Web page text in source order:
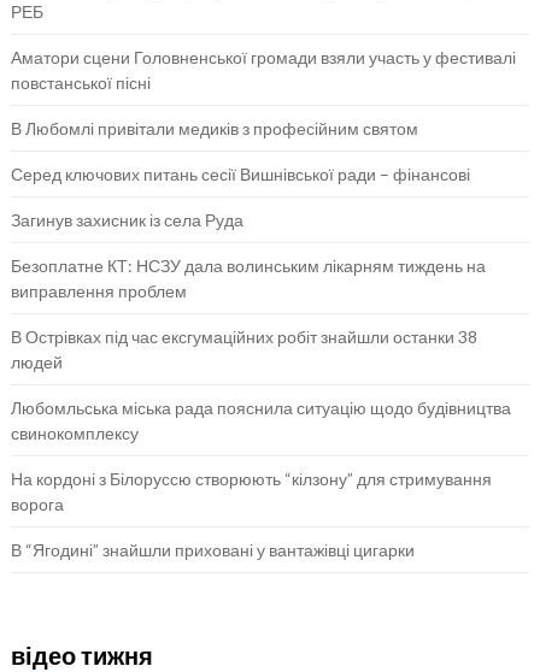
РЕБ
Аматори сцени Головненської громади взяли участь у фестивалі
повстанської пісні
В Любомлі привітали медиків з професійним святом
Серед ключових питань сесії Вишнівської ради – фінансові
Загинув захисник із села Руда
Безоплатне КТ: НСЗУ дала волинським лікарням тиждень на
виправлення проблем
В Острівках під час ексгумаційних робіт знайшли останки 38
людей
Любомльська міська рада пояснила ситуацію щодо будівництва
свинокомплексу
На кордоні з Білоруссю створюють “кілзону” для стримування
ворога
В “Ягодині” знайшли приховані у вантажівці цигарки
відео тижня